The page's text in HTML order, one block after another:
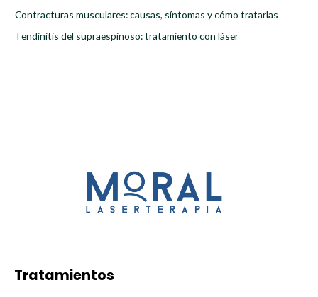
:Contracturas musculares: causas, síntomas y cómo tratarlas
Tendinitis del supraespinoso: tratamiento con láser
Tratamientos